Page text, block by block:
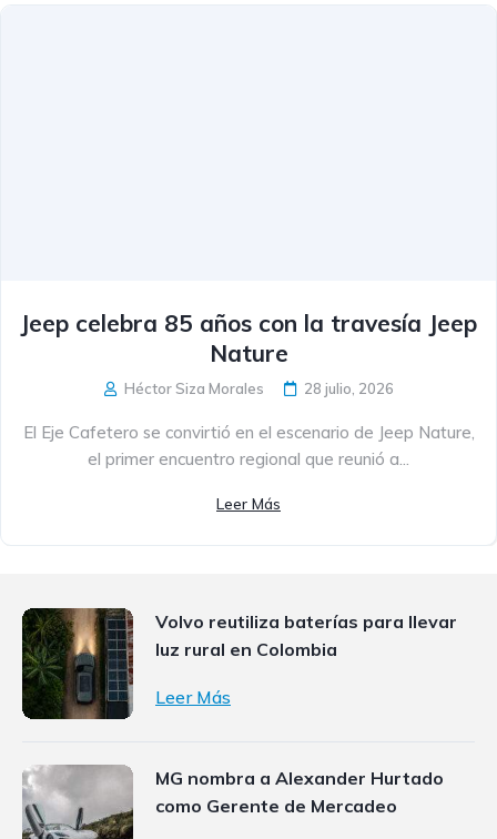
Jeep celebra 85 años con la travesía Jeep
Nature
Héctor Siza Morales 28 julio, 2026
El Eje Cafetero se convirtió en el escenario de Jeep Nature,
el primer encuentro regional que reunió a...
Leer Más
Volvo reutiliza baterías para llevar
luz rural en Colombia
Leer Más
MG nombra a Alexander Hurtado
como Gerente de Mercadeo